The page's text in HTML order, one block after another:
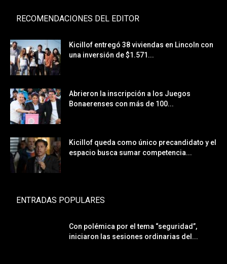
RECOMENDACIONES DEL EDITOR
Kicillof entregó 38 viviendas en Lincoln con
una inversión de $1.571...
Abrieron la inscripción a los Juegos
Bonaerenses con más de 100...
Kicillof queda como único precandidato y el
espacio busca sumar competencia...
ENTRADAS POPULARES
Con polémica por el tema “seguridad”,
iniciaron las sesiones ordinarias del...